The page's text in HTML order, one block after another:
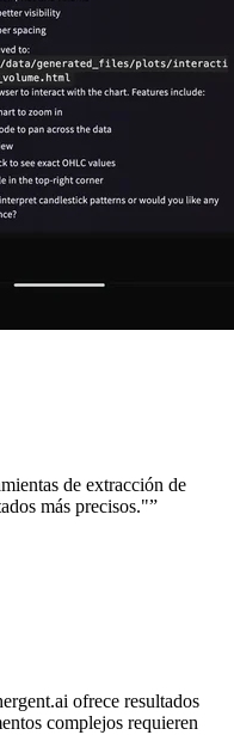
de extracción de
más precisos."”
ofrece resultados
complejos requieren